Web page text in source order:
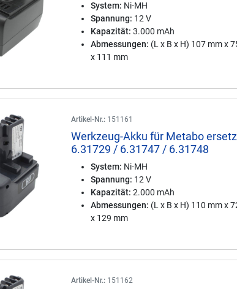
System: Ni-MH
Spannung: 12 V
Kapazität: 3.000 mAh
Abmessungen: (L x B x H) 107 mm x
x 111 mm
Artikel-Nr.: 151161
Werkzeug-Akku für Metabo
6.31729 / 6.31747 / 6.31748
System: Ni-MH
Spannung: 12 V
Kapazität: 2.000 mAh
Abmessungen: (L x B x H) 110 mm x
x 129 mm
Artikel-Nr.: 151162